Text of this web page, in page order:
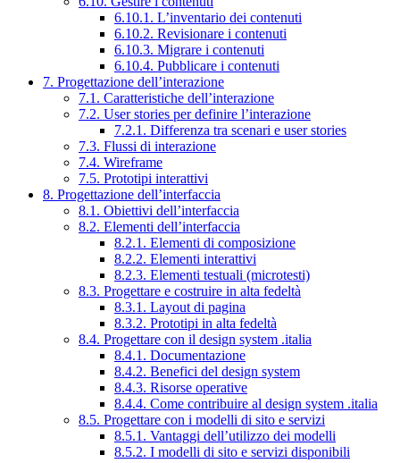
6.10.1. L’inventario dei contenuti
6.10.2. Revisionare i contenuti
6.10.3. Migrare i contenuti
6.10.4. Pubblicare i contenuti
7. Progettazione dell’interazione
7.1. Caratteristiche dell’interazione
7.2. User stories per definire l’interazione
7.2.1. Differenza tra scenari e user stories
7.3. Flussi di interazione
7.4. Wireframe
7.5. Prototipi interattivi
8. Progettazione dell’interfaccia
8.1. Obiettivi dell’interfaccia
8.2. Elementi dell’interfaccia
8.2.1. Elementi di composizione
8.2.2. Elementi interattivi
8.2.3. Elementi testuali (microtesti)
8.3. Progettare e costruire in alta fedeltà
8.3.1. Layout di pagina
8.3.2. Prototipi in alta fedeltà
8.4. Progettare con il design system .italia
8.4.1. Documentazione
8.4.2. Benefici del design system
8.4.3. Risorse operative
8.4.4. Come contribuire al design system .italia
8.5. Progettare con i modelli di sito e servizi
8.5.1. Vantaggi dell’utilizzo dei modelli
8.5.2. I modelli di sito e servizi disponibili